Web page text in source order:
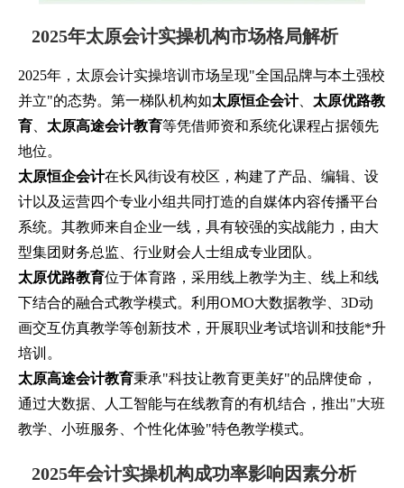
2025年太原会计实操机构市场格局解析
2025年，太原会计实操培训市场呈现"全国品牌与本土强校
并立"的态势。第一梯队机构如太原恒企会计、 太原优路教
育
太原高途会计教育等凭借师资和系统化课程占据领先
地位。
太原恒企会计在长风街设有校区，构建了产品、编辑、设
计以及运营四个专业小组共同打造的自媒体内容传播平台
系统。其教师来自企业一线，具有较强的实战能力，由大
型集团财务总监、行业财会人士组成专业团队。
太原优路教育位于体育路，采用线上教学为主、线上和线
下结合的融合式教学模式。利用OMO大数据教学、3D动
画交互仿真教学等创新技术，开展职业考试培训和技能*升
培训。
太原高途会计教育秉承"科技让教育更美好"的品牌使命，
通过大数据、人工智能与在线教育的有机结合，推出"大班
教学、小班服务、个性化体验"特色教学模式。
2025年会计实操机构成功率影响因素分析